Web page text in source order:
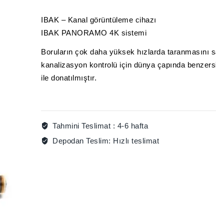
IBAK – Kanal görüntüleme cihazı
IBAK PANORAMO 4K sistemi
Boruların çok daha yüksek hızlarda taranmasını
kanalizasyon kontrolü için dünya çapında
ile donatılmıştır.
Tahmini Teslimat : 4-6 hafta
Depodan Teslim: Hızlı teslimat